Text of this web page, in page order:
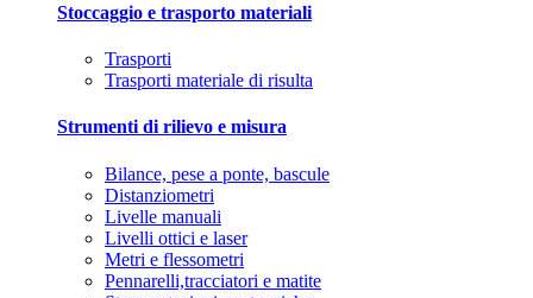
Stoccaggio e trasporto materiali
Trasporti
Trasporti materiale di risulta
Strumenti di rilievo e misura
Bilance, pese a ponte, bascule
Distanziometri
Livelle manuali
Livelli ottici e laser
Metri e flessometri
Pennarelli,tracciatori e matite